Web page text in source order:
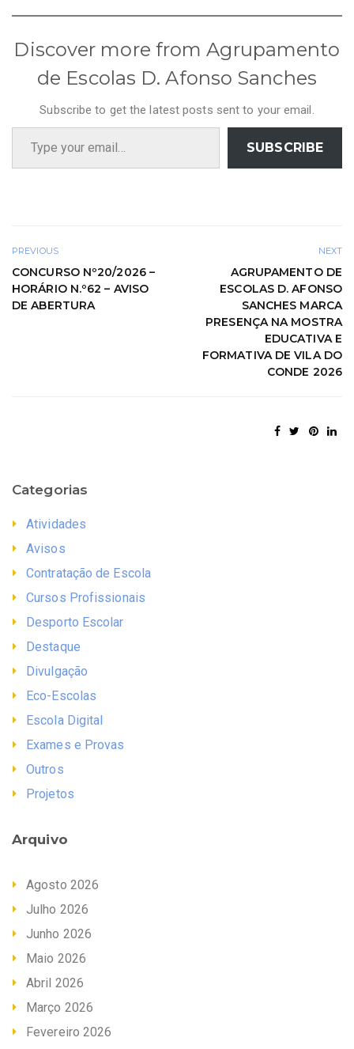
Discover more from Agrupamento
de Escolas D. Afonso Sanches
Subscribe to get the latest posts sent to your email.
Type your email…
SUBSCRIBE
PREVIOUS
CONCURSO Nº20/2026 –
HORÁRIO N.º62 – AVISO
DE ABERTURA
NEXT
AGRUPAMENTO DE
ESCOLAS D. AFONSO
SANCHES MARCA
PRESENÇA NA MOSTRA
EDUCATIVA E
FORMATIVA DE VILA DO
CONDE 2026
Categorias
Atividades
Avisos
Contratação de Escola
Cursos Profissionais
Desporto Escolar
Destaque
Divulgação
Eco-Escolas
Escola Digital
Exames e Provas
Outros
Projetos
Arquivo
Agosto 2026
Julho 2026
Junho 2026
Maio 2026
Abril 2026
Março 2026
Fevereiro 2026